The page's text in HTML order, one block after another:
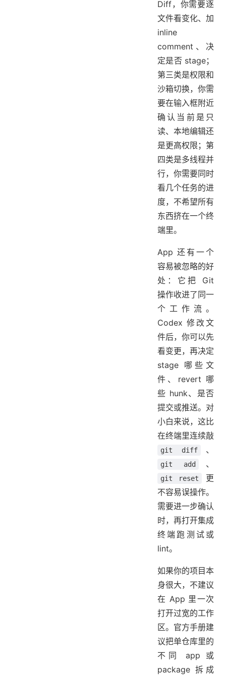
Diff，你需要逐
文件看变化、加
inline
comment、决
定是否 stage；
第三类是权限和
沙箱切换，你需
要在输入框附近
确认当前是只
读、本地编辑还
是更高权限；第
四类是多线程并
行，你需要同时
看几个任务的进
度，不希望所有
东西挤在一个终
端里。
App 还有一个
容易被忽略的好
处：它把 Git
操作收进了同一
个工作流。
Codex 修改文
件后，你可以先
看变更，再决定
stage 哪些文
件、revert 哪
些 hunk、是否
提交或推送。对
小白来说，这比
在终端里连续敲
git diff 、
git add 、
git reset
更
不容易误操作。
需要进一步确认
时，再打开集成
终端跑测试或
lint。
如果你的项目本
身很大，不建议
在 App 里一次
打开过宽的工作
区。官方手册建
议把单仓库里的
不同 app 或
package 拆成